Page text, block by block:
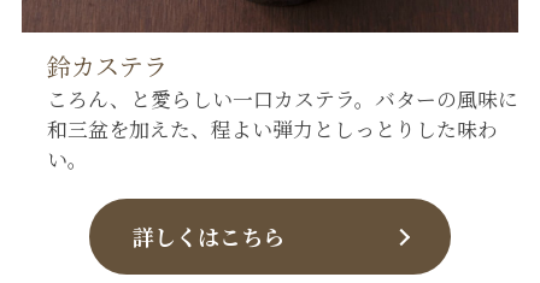
鈴カステラ
ころん、と愛らしい一口カステラ。バターの風味に
和三盆を加えた、程よい弾力としっとりした味わ
い。
詳しくはこちら